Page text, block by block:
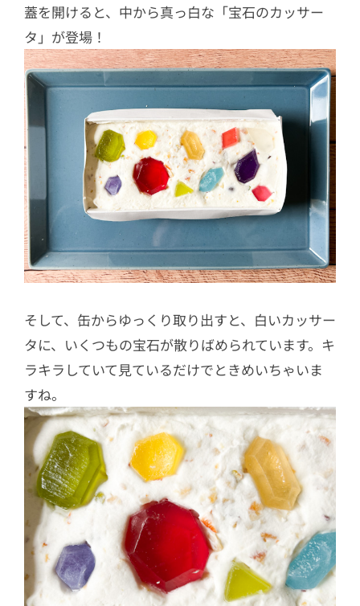
蓋を開けると、中から真っ白な「宝石のカッサー
タ」が登場！
そして、缶からゆっくり取り出すと、白いカッサー
タに、いくつもの宝石が散りばめられています。キ
ラキラしていて見ているだけでときめいちゃいま
すね。